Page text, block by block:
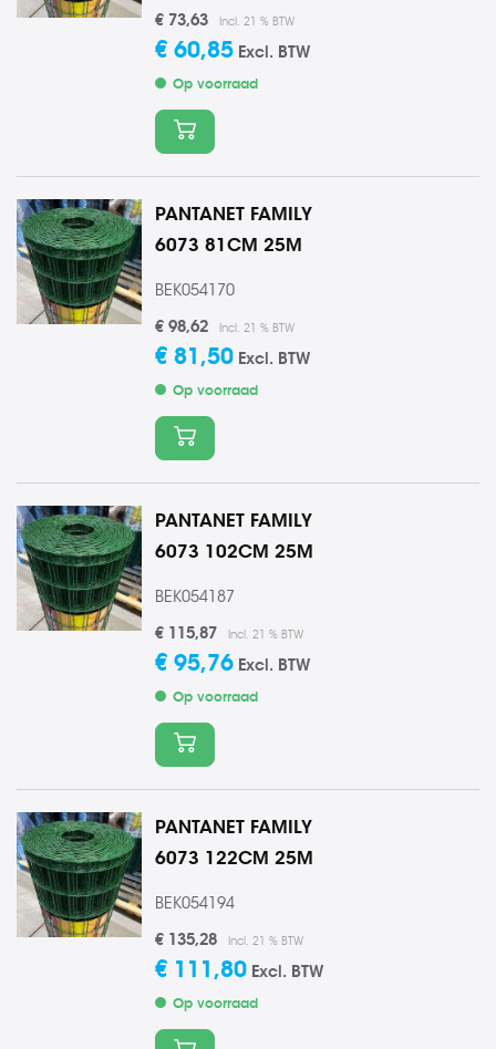
€ 73,63
Incl. 21 % BTW
€ 60,85 Excl. BTW
Op voorraad
PANTANET FAMILY
6073 81CM 25M
BEK054170
€ 98,62
Incl. 21 % BTW
€ 81,50 Excl. BTW
Op voorraad
PANTANET FAMILY
6073 102CM 25M
BEK054187
€ 115,87
Incl. 21 % BTW
€ 95,76 Excl. BTW
Op voorraad
PANTANET FAMILY
6073 122CM 25M
BEK054194
€ 135,28
Incl. 21 % BTW
€ 111,80 Excl. BTW
Op voorraad